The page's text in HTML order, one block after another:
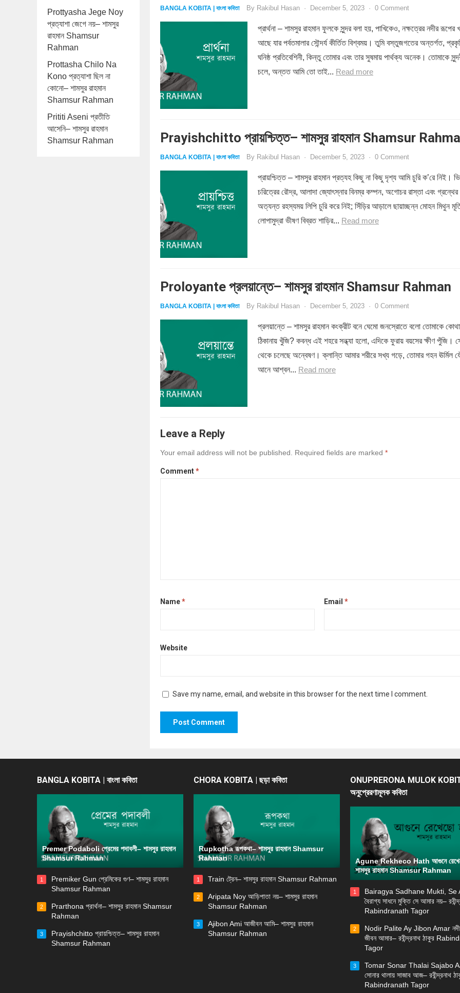
Prottyasha Jege Noy
প্রত্যাশা জেগে নয়– শামসুর
রাহমান Shamsur
Rahman
Prottasha Chilo Na
Kono প্রত্যাশা ছিল না
কোনো– শামসুর রাহমান
Shamsur Rahman
Prititi Aseni প্রতীতি
আসেনি– শামসুর রাহমান
Shamsur Rahman
BANGLA KOBITA | বাংলা কবিতা By Rakibul Hasan · December 5, 2023 · 0 Comment
প্রার্থনা – শামসুর রাহমান ফুলকে সুন্দর বলা হয়, পাখিকেও, নক্ষত্রের নদীর রূপের
আছে যার পর্বতমালার সৌন্দর্য কীর্তিত বিশ্বময়। তুমি বস্তুজগতের অন্তর্গত,
ঘনিষ্ঠ প্রতিবেশিনী, কিন্তু তোমার এবং তার সুষমায় পার্থক্য অনেক। তোমাকে
চলে, অন্তত আমি তো তাই... Read more
Prayishchitto প্রায়শ্চিত্ত– শামসুর রাহমান Shamsur
BANGLA KOBITA | বাংলা কবিতা By Rakibul Hasan · December 5, 2023 · 0 Comment
প্রায়শ্চিত্ত – শামসুর রাহমান প্রত্যহ কিছু না কিছু দৃশ্য আমি চুরি ক’রে নিই।
চরিত্রের রৌদ্র, আলাদা জ্যোৎস্নার বিনম্র কম্পন, অগোচর রাস্তা এবং গ্রন্থের
অত্যন্ত রহস্যময় লিপি চুরি করে নিই; সিঁড়ির আড়ালে ছায়াচ্ছন্ন মোহন মিথুন
লোপামুদ্রা ভীষণ বিব্রত শাড়ির... Read more
Proloyante প্রলয়ান্তে– শামসুর রাহমান Shamsur Rahman
BANGLA KOBITA | বাংলা কবিতা By Rakibul Hasan · December 5, 2023 · 0 Comment
প্রলয়ান্তে – শামসুর রাহমান কংক্রীট বনে ঘেমো জনস্রোতে বলো তোমাকে
ঠিকানায় খুঁজি? কবন্ধ এই শহরে সন্ধ্যা হলো, এদিকে ফুরায় বয়সের ক্ষীণ পুঁজি।
থেকে চলেছে অন্বেষণ। ক্লান্তি আমার শরীরে সখ্য গড়ে, তোমার গহন ঊর্মিল
আনে আশ্বন... Read more
Leave a Reply
Your email address will not be published. Required fields are marked *
Comment*
Name* Email*
Website
Save my name, email, and website in this browser for the next time I comment.
BANGLA KOBITA | বাংলা কবিতা
Premer Podaboli প্রেমের পদাবলী– শামসুর রাহমান
Shamsur Rahman
1
Premiker Gun প্রেমিকের গুণ– শামসুর রাহমান
Shamsur Rahman
2
Prarthona প্রার্থনা– শামসুর রাহমান Shamsur
Rahman
3
Prayishchitto প্রায়শ্চিত্ত– শামসুর রাহমান
Shamsur Rahman
CHORA KOBITA | ছড়া কবিতা
Rupkotha রূপকথা– শামসুর রাহমান Shamsur
Rahman
1 Train ট্রেন– শামসুর রাহমান Shamsur Rahman
2
Aripata Noy আড়িপাতা নয়– শামসুর রাহমান
Shamsur Rahman
3
Ajibon Ami আজীবন আমি– শামসুর রাহমান
Shamsur Rahman
ONUPRERONA MULOK
অনুপ্রেরণামূলক কবিতা
Agune Rekheco Hath আগুনে
শামসুর রাহমান Shamsur Rahman
1
Bairagya Sadhane Mukti, Se
বৈরাগ্য সাধনে মুক্তি সে আমার নয়–
Rabindranath Tagor
2
Nodir Palite Ay Jibon Amar
জীবন আমার– রবীন্দ্রনাথ ঠাকুর
Tagor
3
Tomar Sonar Thalai Sajabo
সোনার থালায় সাজাব আজ– রবীন্দ্রনাথ
Rabindranath Tagor